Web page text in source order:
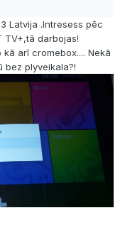
Latvija .Intresess pēc
TV+,tā darbojas!
arī cromebox.... Nekā
plyveikala?!